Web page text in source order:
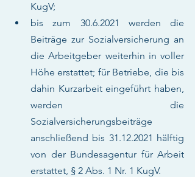
KugV;
bis zum 30.6.2021 werden die
Beiträge zur Sozialversicherung an
die Arbeitgeber weiterhin in voller
Höhe erstattet; für Betriebe, die bis
dahin Kurzarbeit eingeführt haben,
werden die
Sozialversicherungsbeiträge
anschließend bis 31.12.2021 hälftig
von der Bundesagentur für Arbeit
erstattet, § 2 Abs. 1 Nr. 1 KugV.